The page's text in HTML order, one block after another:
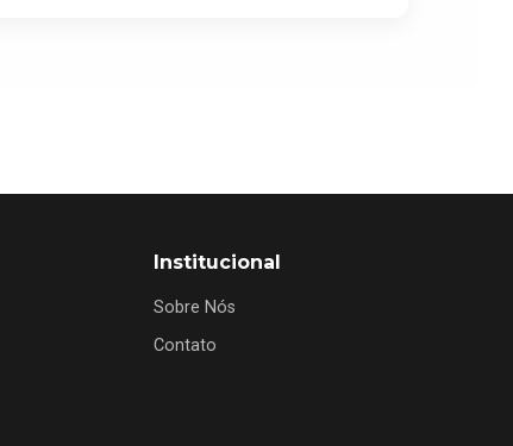
Institucional
Sobre Nós
Contato